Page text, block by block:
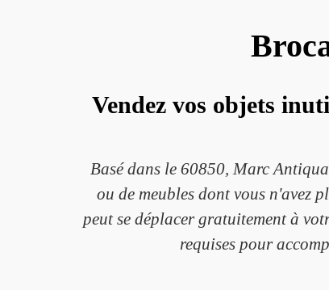
Vendez vos objets
Basé dans le 60850, Marc
ou de meubles dont vous n'avez
peut se déplacer gratuitement à
requises pour